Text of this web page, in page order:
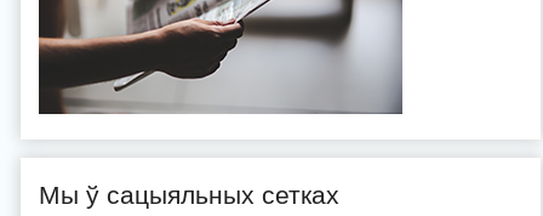
Мы ў сацыяльных сетках